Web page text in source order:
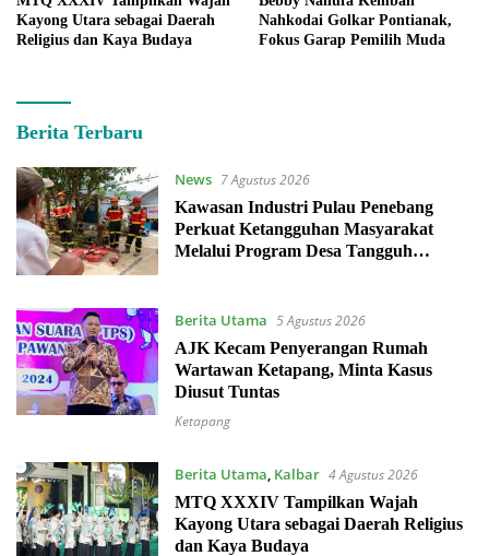
Kayong Utara sebagai Daerah
Religius dan Kaya Budaya
Nahkodai Golkar Pontianak,
Fokus Garap Pemilih Muda
KabarKalimantan.ID
Berita Terbaru
News 7 Agustus 2026
Kawasan Industri Pulau Penebang
Perkuat Ketangguhan Masyarakat
Melalui Program Desa Tangguh
Berita Utama 5 Agustus 2026
AJK Kecam Penyerangan Rumah
Wartawan Ketapang, Minta Kasus
Diusut Tuntas
Ketapang
Berita Utama, Kalbar 4 Agustus 2026
MTQ XXXIV Tampilkan Wajah
Kayong Utara sebagai Daerah Religius
dan Kaya Budaya